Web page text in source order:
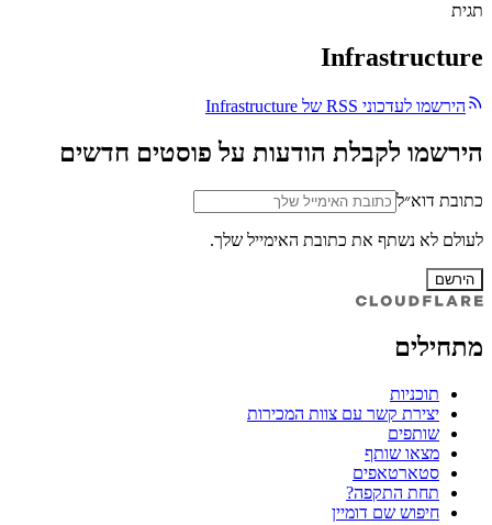
תגית
Infrastructure
הירשמו לעדכוני RSS של Infrastructure
הירשמו לקבלת הודעות על פוסטים חדשים
כתובת דוא״ל
לעולם לא נשתף את כתובת האימייל שלך.
הירשם
מתחילים
תוכניות
יצירת קשר עם צוות המכירות
שותפים
מצאו שותף
סטארטאפים
תחת התקפה?
חיפוש שם דומיין